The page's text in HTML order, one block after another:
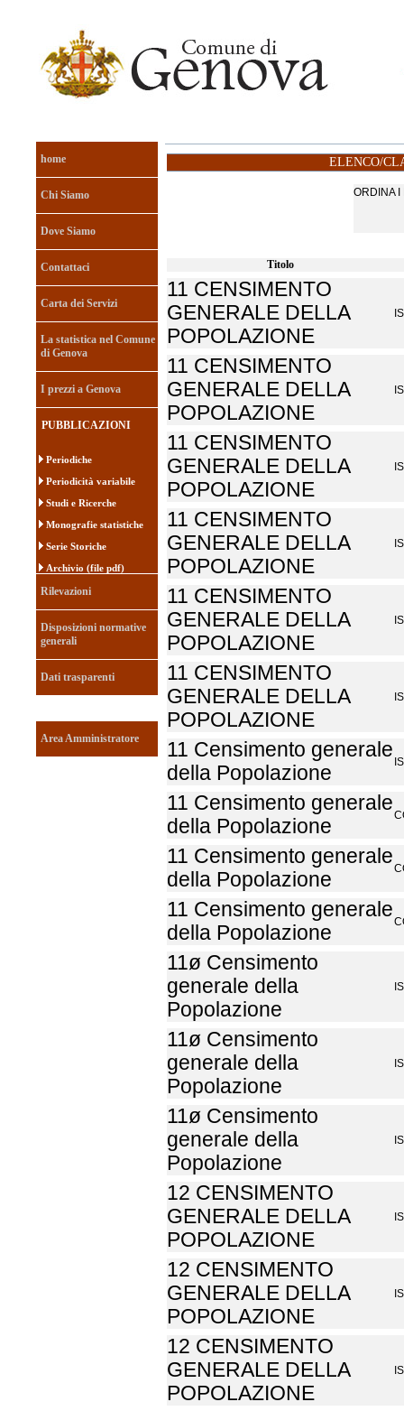
home
Chi Siamo
Dove Siamo
Contattaci
Carta dei Servizi
La statistica nel Comune
di Genova
I prezzi a Genova
PUBBLICAZIONI
Periodiche
Periodicità variabile
Studi e Ricerche
Monografie statistiche
Serie Storiche
Archivio (file pdf)
Rilevazioni
Disposizioni normative
generali
Dati trasparenti
Area Amministratore
ELENCO/
Titolo
11 CENSIMENTO
GENERALE DELLA
POPOLAZIONE
11 CENSIMENTO
GENERALE DELLA
POPOLAZIONE
11 CENSIMENTO
GENERALE DELLA
POPOLAZIONE
11 CENSIMENTO
GENERALE DELLA
POPOLAZIONE
11 CENSIMENTO
GENERALE DELLA
POPOLAZIONE
11 CENSIMENTO
GENERALE DELLA
POPOLAZIONE
11 Censimento generale
della Popolazione
11 Censimento generale
della Popolazione
11 Censimento generale
della Popolazione
11 Censimento generale
della Popolazione
11ø Censimento
generale della
Popolazione
11ø Censimento
generale della
Popolazione
11ø Censimento
generale della
Popolazione
12 CENSIMENTO
GENERALE DELLA
POPOLAZIONE
12 CENSIMENTO
GENERALE DELLA
POPOLAZIONE
12 CENSIMENTO
GENERALE DELLA
POPOLAZIONE